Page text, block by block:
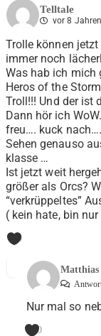
Telltale
vor 8 Jahren
Trolle können
immer noch
Was hab ich mich
Heros of the
Troll!!! Und der ist
Dann hör ich
freu…. kuck
Sehen genauso
klasse …
Ist jetzt weit
größer als Orcs?
“verkrüppeltes”
( kein hate, bin
0
Matthias
Nur mal so
0